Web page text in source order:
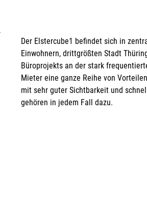
Der Elstercube1 befindet sich in
Einwohnern, drittgrößten Stadt
Büroprojekts an der stark
Mieter eine ganze Reihe von
mit sehr guter Sichtbarkeit und
gehören in jedem Fall dazu.